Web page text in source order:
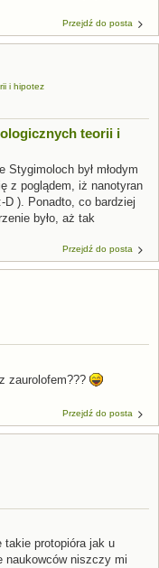
Przejdź do posta
i hipotez
teorii i
był młodym
z poglądem, iż nanotyran
D ). Ponadto, co bardziej
było, aż tak
Przejdź do posta
zaurolofem???
Przejdź do posta
takie protopióra jak u
naukowców niszczy mi